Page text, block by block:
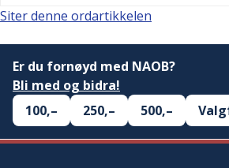
Siter denne ordartikkelen
Er du fornøyd med NAOB?
Bli med og bidra!
100,–
250,– 500,–